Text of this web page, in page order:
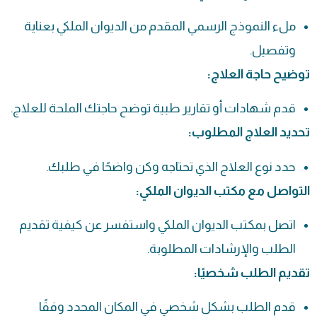
ملء النموذج الرسمي المقدم من الديوان الملكي بعناية
وتفصيل.
توضيح حاجة العلاج:
قدم شهادات أو تقارير طبية توضح حاجتك الملحة للعلاج.
تحديد العلاج المطلوب:
حدد نوع العلاج الذي تحتاجه وكن واضحًا في طلبك.
التواصل مع مكتب الديوان الملكي:
اتصل بمكتب الديوان الملكي واستفسر عن كيفية تقديم
الطلب والإرشادات المطلوبة.
تقديم الطلب شخصيًا:
قدم الطلب بشكل شخصي في المكان المحدد وفقًا